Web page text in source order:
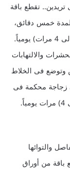
تقطع باقة
خمس دقائق،
والالتهابات
وتوضع فى الخلاط
زجاجة محكمة فى
والتوائها
باقة من أوراق